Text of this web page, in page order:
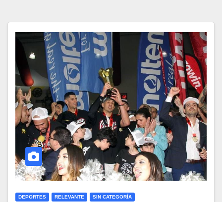
DEPORTES RELEVANTE SIN CATEGORÍA